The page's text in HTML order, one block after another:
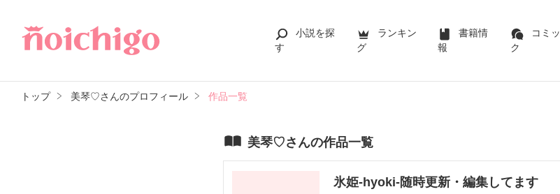
小説を探
す
ランキン
グ
書籍情
報
コミッ
ク
トップ 美琴♡さんのプロフィール 作品一覧
美琴♡さんの作品一覧
氷姫-hyoki-随時更新・編集してます